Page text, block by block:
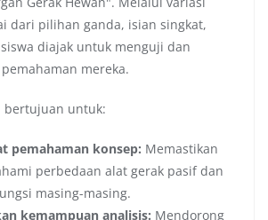
dari pilihan ganda, isian singkat,
diajak untuk menguji dan
mereka.
bertujuan untuk:
pemahaman konsep: Memastikan
perbedaan alat gerak pasif dan
masing-masing.
kemampuan analisis: Mendorong